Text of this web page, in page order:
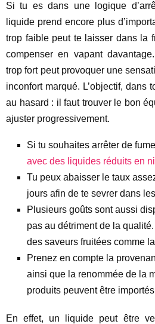
Si tu es dans une logique
liquide prend encore plus
trop faible peut te laisser dans la
compenser en vapant
trop fort peut provoquer une
inconfort marqué. L’objectif, dans
au hasard : il faut trouver le bon
ajuster progressivement.
Si tu souhaites arrêter de
avec des liquides réduits en
Tu peux abaisser le taux
jours afin de te sevrer dans
Plusieurs goûts sont aussi
pas au détriment de la
des saveurs fruitées comme
Prenez en compte la
ainsi que la renommée de la
produits peuvent être
En effet, un liquide peut être